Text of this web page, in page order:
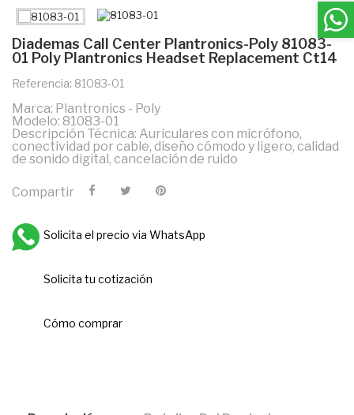
Diademas Call Center Plantronics-Poly 81083-
01 Poly Plantronics Headset Replacement Ct14
Referencia: 81083-01
Marca: Plantronics - Poly
Modelo: 81083-01
Descripción Técnica: Auriculares con micrófono,
conectividad por cable, diseño cómodo y ligero, calidad
de sonido digital, cancelación de ruido
Compartir
Solicita el precio via WhatsApp
Solicita tu cotización
Cómo comprar